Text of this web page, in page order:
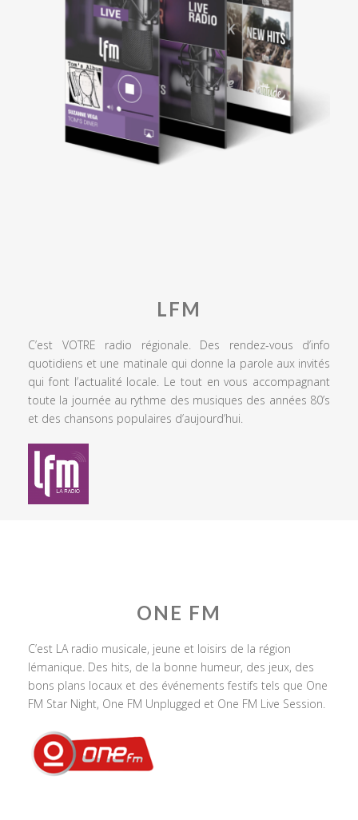
LFM
C’est VOTRE radio régionale. Des rendez-vous d’info
quotidiens et une matinale qui donne la parole aux invités
qui font l’actualité locale. Le tout en vous accompagnant
toute la journée au rythme des musiques des années 80’s
et des chansons populaires d’aujourd’hui.
ONE FM
C’est LA radio musicale, jeune et loisirs de la région
lémanique. Des hits, de la bonne humeur, des jeux, des
bons plans locaux et des événements festifs tels que One
FM Star Night, One FM Unplugged et One FM Live Session.